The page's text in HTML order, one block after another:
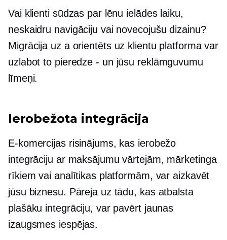
Vai klienti sūdzas par lēnu ielādes laiku,
neskaidru navigāciju vai novecojušu dizainu?
Migrācija uz a orientēts uz klientu platforma var
uzlabot to pieredze - un jūsu reklāmguvumu
līmeņi.
Ierobežota integrācija
E-komercijas risinājums, kas ierobežo
integrāciju ar maksājumu vārtejām, mārketinga
rīkiem vai analītikas platformām, var aizkavēt
jūsu biznesu. Pāreja uz tādu, kas atbalsta
plašāku integrāciju, var pavērt jaunas
izaugsmes iespējas.